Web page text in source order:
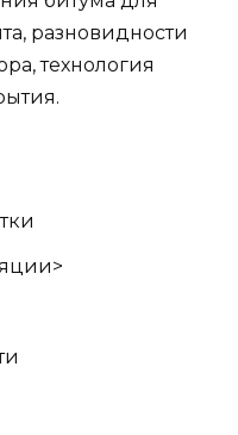
разновидности
технология